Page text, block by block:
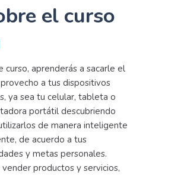
el curso
curso, aprenderás a sacarle el
a tus dispositivos
ya sea tu celular, tableta o
portátil descubriendo
de manera inteligente
de acuerdo a tus
y metas personales.
productos y servicios,